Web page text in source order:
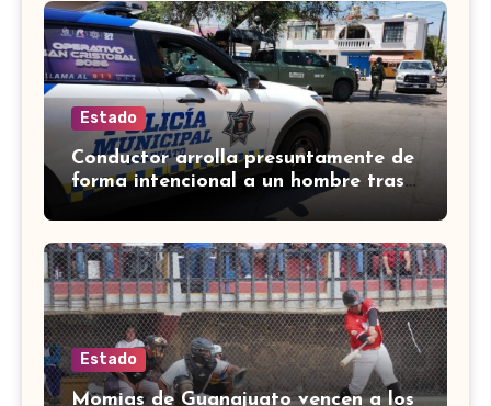
Estado
Conductor arrolla presuntamente de
forma intencional a un hombre tras
una riña en Celaya
Estado
Momias de Guanajuato vencen a los